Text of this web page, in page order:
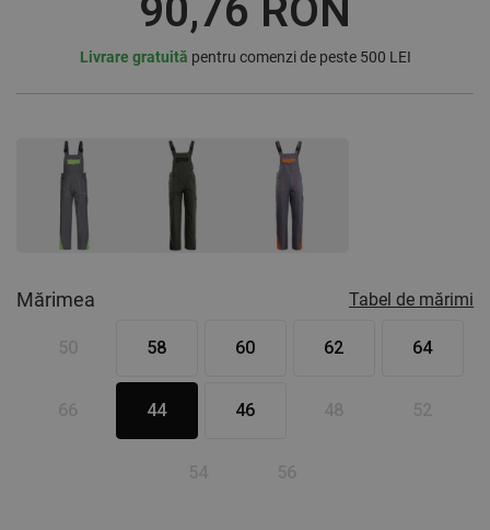
90,76 RON
Livrare gratuită pentru comenzi de peste 500 LEI
Mărimea Tabel de mărimi
58 60 62 64
44 46